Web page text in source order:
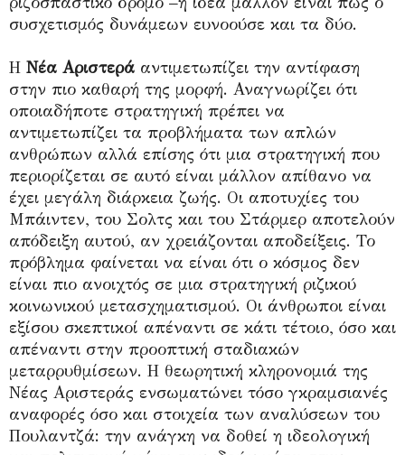
συσχετισμός δυνάμεων ευνοούσε και τα δύο.
Η Νέα Αριστερά αντιμετωπίζει την αντίφαση
στην πιο καθαρή της μορφή. Αναγνωρίζει ότι
οποιαδήποτε στρατηγική πρέπει να
αντιμετωπίζει τα προβλήματα των απλών
ανθρώπων αλλά επίσης ότι μια στρατηγική που
περιορίζεται σε αυτό είναι μάλλον απίθανο να
έχει μεγάλη διάρκεια ζωής. Οι αποτυχίες του
Μπάιντεν, του Σολτς και του Στάρμερ αποτελούν
απόδειξη αυτού, αν χρειάζονται αποδείξεις. Το
πρόβλημα φαίνεται να είναι ότι ο κόσμος δεν
είναι πιο ανοιχτός σε μια στρατηγική ριζικού
κοινωνικού μετασχηματισμού. Οι άνθρωποι είναι
εξίσου σκεπτικοί απέναντι σε κάτι τέτοιο, όσο και
απέναντι στην προοπτική σταδιακών
μεταρρυθμίσεων. Η θεωρητική κληρονομιά της
Νέας Αριστεράς ενσωματώνει τόσο γκραμσιανές
αναφορές όσο και στοιχεία των αναλύσεων του
Πουλαντζά: την ανάγκη να δοθεί η ιδεολογική